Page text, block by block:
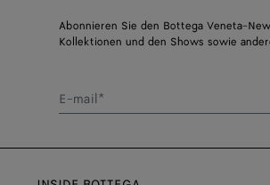
Abonnieren Sie den Bottega Veneta-
Kollektionen und den Shows sowie
E-mail*